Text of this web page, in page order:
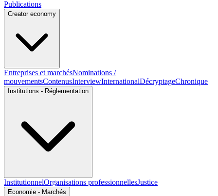
Publications
Creator economy
Entreprises et marchésNominations /
mouvementsContenusInterviewInternationalDécryptageChronique
Institutions - Réglementation
InstitutionnelOrganisations professionnellesJustice
Economie - Marchés